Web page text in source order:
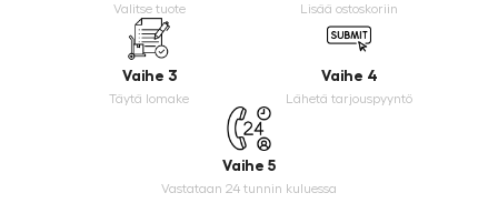
Valitse tuote Lisää ostoskoriin
Vaihe 3
Täytä lomake
Vaihe 4
Lähetä tarjouspyyntö
Vaihe 5
Vastataan 24 tunnin kuluessa